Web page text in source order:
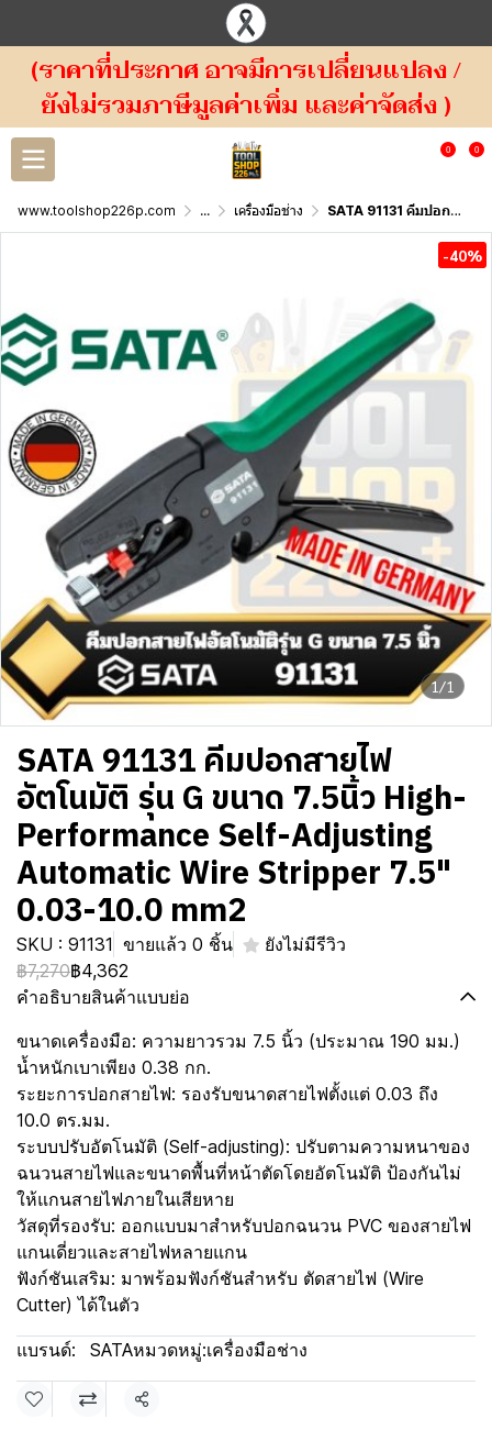
(ราคาที่ประกาศ อาจมีการเปลี่ยนแปลง /
ยังไม่รวมภาษีมูลค่าเพิ่ม และค่าจัดส่ง )
0 0
www.toolshop226p.com ... เครื่องมือช่าง SATA 91131 คีมปอกสายไฟอัตโนมัติ รุ่น G ขนาด 7.5นิ้ว High-Performance Self-Adjusting Automatic Wire Stripper 7.5" 0.03-10.0 mm2
1/1
-40%
SATA 91131 คีมปอกสายไฟ
อัตโนมัติ รุ่น G ขนาด 7.5นิ้ว High-
Performance Self-Adjusting
Automatic Wire Stripper 7.5"
0.03-10.0 mm2
SKU : 91131 ขายแล้ว 0 ชิ้น
ยังไม่มีรีวิว
฿7,270฿4,362
คำอธิบายสินค้าแบบย่อ
ขนาดเครื่องมือ: ความยาวรวม 7.5 นิ้ว (ประมาณ 190 มม.)
น้ำหนักเบาเพียง 0.38 กก.
ระยะการปอกสายไฟ: รองรับขนาดสายไฟตั้งแต่ 0.03 ถึง
10.0 ตร.มม.
ระบบปรับอัตโนมัติ (Self-adjusting): ปรับตามความหนาของ
ฉนวนสายไฟและขนาดพื้นที่หน้าตัดโดยอัตโนมัติ ป้องกันไม่
ให้แกนสายไฟภายในเสียหาย
วัสดุที่รองรับ: ออกแบบมาสำหรับปอกฉนวน PVC ของสายไฟ
แกนเดี่ยวและสายไฟหลายแกน
ฟังก์ชันเสริม: มาพร้อมฟังก์ชันสำหรับ ตัดสายไฟ (Wire
Cutter) ได้ในตัว
แบรนด์: SATAหมวดหมู่:เครื่องมือช่าง
แชร์